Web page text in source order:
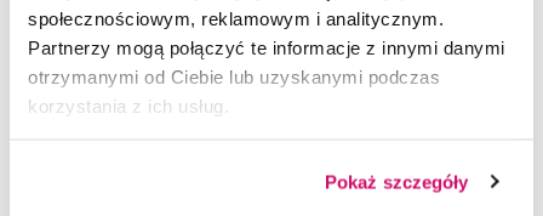
społecznościowym, reklamowym i analitycznym.
Partnerzy mogą połączyć te informacje z innymi danymi
otrzymanymi od Ciebie lub uzyskanymi podczas
korzystania z ich usług.
Pokaż szczegóły
Organizatorzy podkreślają, że design coraz częściej
staje się nie tylko narzędziem projektowym, ale
także impulsem do budowania trwałych zmian
w otoczeniu gospodarczym i społecznym.
Projekt „PPO WSL 2030. Utworzenie Regionalnego